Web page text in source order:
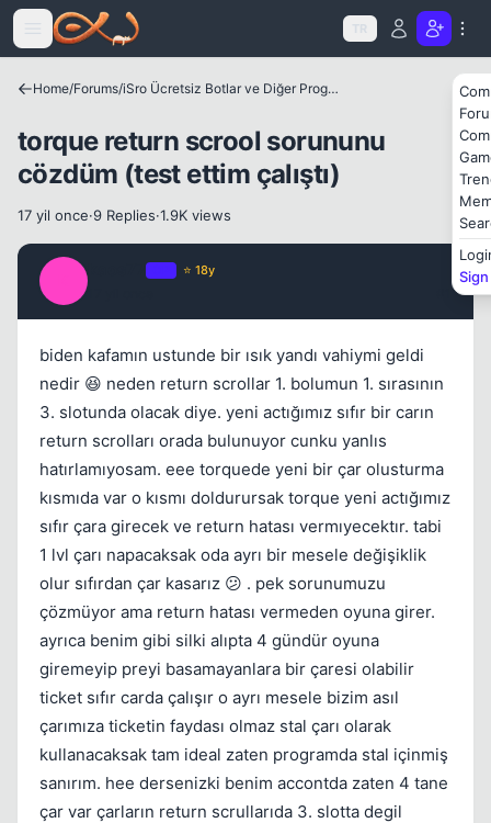
Icerige atla
TR
Home/Forums/ iSro Ücretsiz Botlar ve Diğer Programlar
torque return scrool sorununu
cözdüm (test ettim çalıştı)
17 yil once·9 Replies·1.9K views
⭐ 18y
biden kafamın ustunde bir ısık yandı vahiymi geldi
nedir 😆 neden return scrollar 1. bolumun 1. sırasının
3. slotunda olacak diye. yeni actığımız sıfır bir carın
return scrolları orada bulunuyor cunku yanlıs
hatırlamıyosam. eee torquede yeni bir çar olusturma
kısmıda var o kısmı doldurursak torque yeni actığımız
sıfır çara girecek ve return hatası vermıyecektır. tabi
1 lvl çarı napacaksak oda ayrı bir mesele değişiklik
olur sıfırdan çar kasarız 😕 . pek sorunumuzu
çözmüyor ama return hatası vermeden oyuna girer.
ayrıca benim gibi silki alıpta 4 gündür oyuna
giremeyip preyi basamayanlara bir çaresi olabilir
ticket sıfır carda çalışır o ayrı mesele bizim asıl
çarımıza ticketin faydası olmaz stal çarı olarak
kullanacaksak tam ideal zaten programda stal içinmiş
sanırım. hee dersenizki benim accontda zaten 4 tane
çar var çarların return scrullarıda 3. slotta degil
Kapat